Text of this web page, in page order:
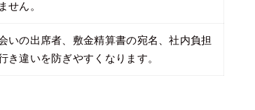
せん。
いの出席者、敷金精算書の宛名、社内負担
き違いを防ぎやすくなります。